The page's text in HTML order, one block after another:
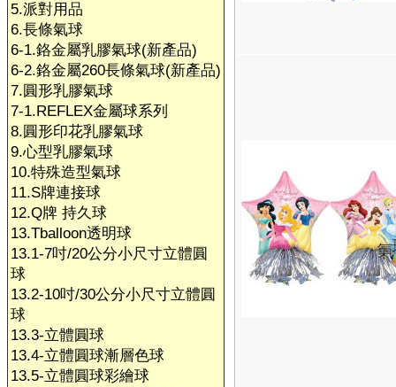
5.派對用品
6.長條氣球
6-1.鉻金屬乳膠氣球(新產品)
6-2.鉻金屬260長條氣球(新產品)
7.圓形乳膠氣球
7-1.REFLEX金屬球系列
8.圓形印花乳膠氣球
9.心型乳膠氣球
10.特殊造型氣球
11.S牌連接球
12.Q牌 持久球
13.Tballoon透明球
13.1-7吋/20公分小尺寸立體圓
球
13.2-10吋/30公分小尺寸立體圓
球
13.3-立體圓球
13.4-立體圓球漸層色球
13.5-立體圓球彩繪球